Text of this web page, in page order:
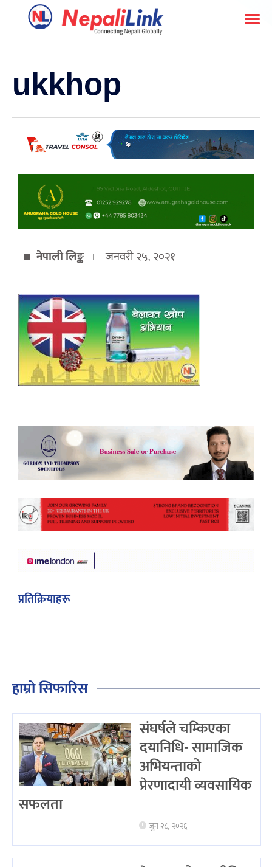
ukkhop
नेपाली लिङ्क जनवरी २५, २०२१
प्रतिक्रियाहरू
हाम्रो सिफारिस
संघर्षले चम्किएका
दयानिधि- सामाजिक
अभियन्ताको
प्रेरणादायी व्यवसायिक
सफलता
जुन २८, २०२६